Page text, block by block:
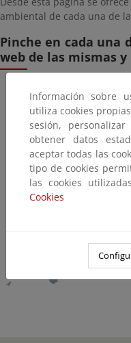
ambiental de cada una de
Pinche en cada una
web de las mismas
Información sobre
utiliza cookies
sesión,
obtener datos
aceptar todas las
tipo de cookies
las cookies
Cookies